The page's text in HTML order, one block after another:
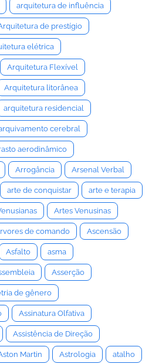
arquitetura de influência
de prestígio
elétrica
Arquitetura Flexível
Arquitetura litorânea
arquitetura residencial
cerebral
aerodinâmico
Arrogância Arsenal Verbal
arte de conquistar arte e terapia
Artes Venusinas
de comando Ascensão
Asfalto asma
Asserção
de gênero
Assinatura Olfativa
Assistência de Direção
Martin Astrologia atalho